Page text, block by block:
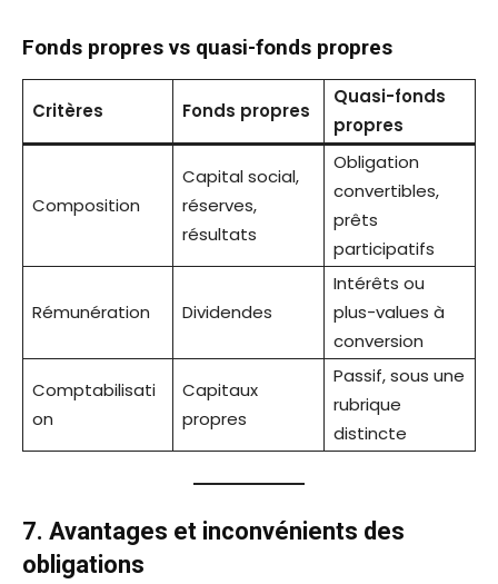
Fonds propres vs quasi-fonds propres
Critères Fonds propres
Quasi-fonds
propres
Composition
Capital social,
réserves,
résultats
Obligation
convertibles,
prêts
participatifs
Rémunération Dividendes
Intérêts ou
plus-values à
conversion
Comptabilisati
on
Capitaux
propres
Passif, sous une
rubrique
distincte
7. Avantages et inconvénients des
obligations